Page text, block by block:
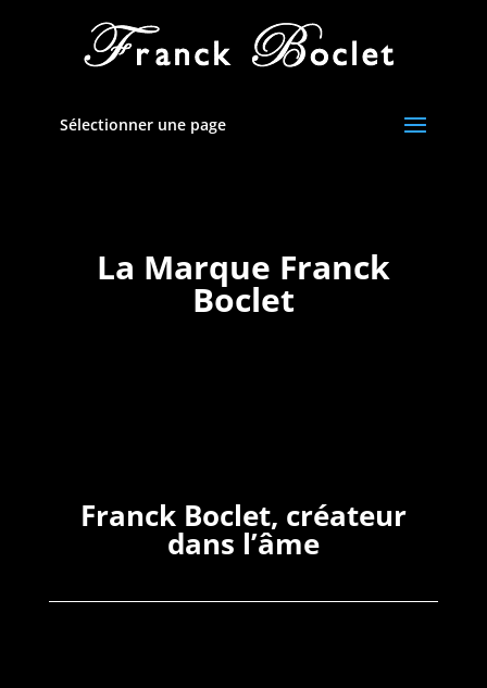
Sélectionner une page
La Marque Franck
Boclet
Franck Boclet, créateur
dans l’âme